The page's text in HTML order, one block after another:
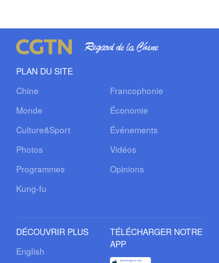
PLAN DU SITE
Chine
Francophonie
Monde
Économie
Culture&Sport
Événements
Photos
Vidéos
Programmes
Opinions
Kung-fu
DÉCOUVRIR PLUS
English
TÉLÉCHARGER NOTRE
APP